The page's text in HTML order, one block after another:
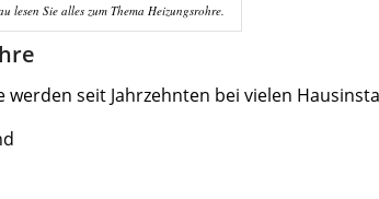
lesen Sie alles zum Thema Heizungsrohre.
werden seit Jahrzehnten bei vielen